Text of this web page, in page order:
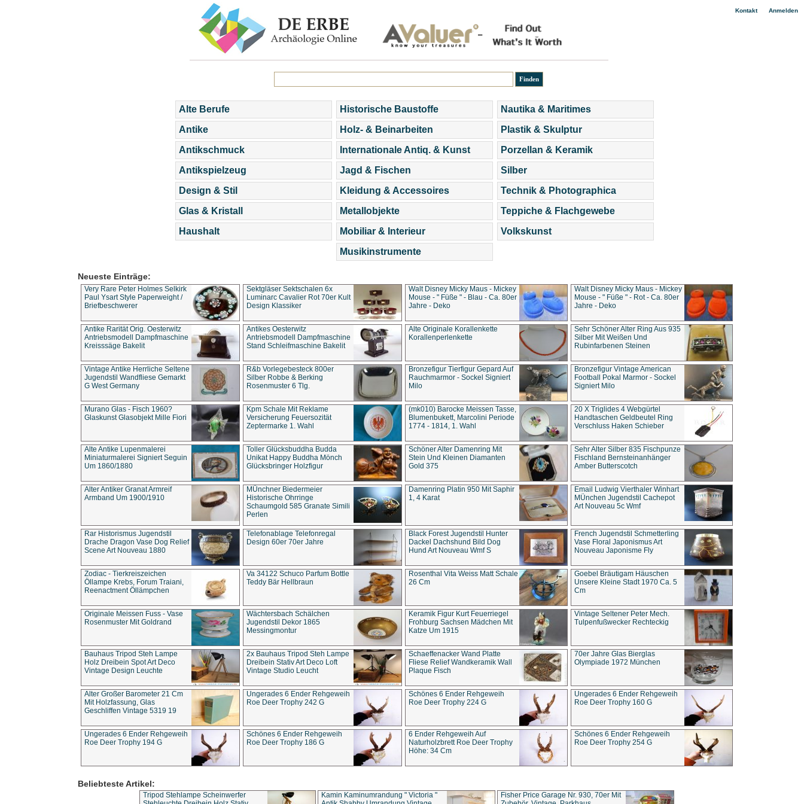
Kontakt| Anmelden
Alte Berufe
Antike
Antikschmuck
Antikspielzeug
Design & Stil
Glas & Kristall
Haushalt
Historische Baustoffe
Holz- & Beinarbeiten
Internationale Antiq. & Kunst
Jagd & Fischen
Kleidung & Accessoires
Metallobjekte
Mobiliar & Interieur
Musikinstrumente
Nautika & Maritimes
Plastik & Skulptur
Porzellan & Keramik
Silber
Technik & Photographica
Teppiche & Flachgewebe
Volkskunst
Neueste Einträge:
Very Rare Peter Holmes Selkirk
Paul Ysart Style Paperweight /
Briefbeschwerer
Sektgläser Sektschalen 6x
Luminarc Cavalier Rot 70er Kult
Design Klassiker
Walt Disney Micky Maus - Mickey
Mouse - " Füße " - Blau - Ca. 80er
Jahre - Deko
Walt Disney Micky Maus - Mickey
Mouse - " Füße " - Rot - Ca. 80er
Jahre - Deko
Antike Rarität Orig. Oesterwitz
Antriebsmodell Dampfmaschine
Kreisssäge Bakelit
Antikes Oesterwitz
Antriebsmodell Dampfmaschine
Stand Schleifmaschine Bakelit
Alte Originale Korallenkette
Korallenperlenkette
Sehr Schöner Alter Ring Aus 935
Silber Mit Weißen Und
Rubinfarbenen Steinen
Vintage Antike Herrliche Seltene
Jugendstil Wandfliese Gemarkt
G West Germany
R&b Vorlegebesteck 800er
Silber Robbe & Berking
Rosenmuster 6 Tlg.
Bronzefigur Tierfigur Gepard Auf
Rauchmarmor - Sockel Signiert
Milo
Bronzefigur Vintage American
Football Pokal Marmor - Sockel
Signiert Milo
Murano Glas - Fisch 1960?
Glaskunst Glasobjekt Mille Fiori
Kpm Schale Mit Reklame
Versicherung Feuersozität
Zeptermarke 1. Wahl
(mk010) Barocke Meissen Tasse,
Blumenbukett, Marcolini Periode
1774 - 1814, 1. Wahl
20 X Triglides 4 Webgürtel
Handtaschen Geldbeutel Ring
Verschluss Haken Schieber
Alte Antike Lupenmalerei
Miniaturmalerei Signiert Seguin
Um 1860/1880
Toller Glücksbuddha Budda
Unikat Happy Buddha Mönch
Glücksbringer Holzfigur
Schöner Alter Damenring Mit
Stein Und Kleinen Diamanten
Gold 375
Sehr Alter Silber 835 Fischpunze
Fischland Bernsteinanhänger
Amber Butterscotch
Alter Antiker Granat Armreif
Armband Um 1900/1910
MÜnchner Biedermeier
Historische Ohrringe
Schaumgold 585 Granate Simili
Perlen
Damenring Platin 950 Mit Saphir
1, 4 Karat
Email Ludwig Vierthaler Winhart
MÜnchen Jugendstil Cachepot
Art Nouveau 5c Wmf
Rar Historismus Jugendstil
Drache Dragon Vase Dog Relief
Scene Art Nouveau 1880
Telefonablage Telefonregal
Design 60er 70er Jahre
Black Forest Jugendstil Hunter
Dackel Dachshund Bild Dog
Hund Art Nouveau Wmf S
French Jugendstil Schmetterling
Vase Floral Japonismus Art
Nouveau Japonisme Fly
Zodiac - Tierkreiszeichen
Öllampe Krebs, Forum Traiani,
Reenactment Öllämpchen
Va 34122 Schuco Parfum Bottle
Teddy Bär Hellbraun
Rosenthal Vita Weiss Matt Schale
26 Cm
Goebel Bräutigam Häuschen
Unsere Kleine Stadt 1970 Ca. 5
Cm
Originale Meissen Fuss - Vase
Rosenmuster Mit Goldrand
Wächtersbach Schälchen
Jugendstil Dekor 1865
Messingmontur
Keramik Figur Kurt Feuerriegel
Frohburg Sachsen Mädchen Mit
Katze Um 1915
Vintage Seltener Peter Mech.
Tulpenfußwecker Rechteckig
Bauhaus Tripod Steh Lampe
Holz Dreibein Spot Art Deco
Vintage Design Leuchte
2x Bauhaus Tripod Steh Lampe
Dreibein Stativ Art Deco Loft
Vintage Studio Leucht
Schaeffenacker Wand Platte
Fliese Relief Wandkeramik Wall
Plaque Fisch
70er Jahre Glas Bierglas
Olympiade 1972 München
Alter Großer Barometer 21 Cm
Mit Holzfassung, Glas
Geschliffen Vintage 5319 19
Ungerades 6 Ender Rehgeweih
Roe Deer Trophy 242 G
Schönes 6 Ender Rehgeweih
Roe Deer Trophy 224 G
Ungerades 6 Ender Rehgeweih
Roe Deer Trophy 160 G
Ungerades 6 Ender Rehgeweih
Roe Deer Trophy 194 G
Schönes 6 Ender Rehgeweih
Roe Deer Trophy 186 G
6 Ender Rehgeweih Auf
Naturholzbrett Roe Deer Trophy
Höhe: 34 Cm
Schönes 6 Ender Rehgeweih
Roe Deer Trophy 254 G
Beliebteste Artikel:
Tripod Stehlampe Scheinwerfer
Kamin Kaminumrandung " Victoria "
Fisher Price Garage Nr. 930, 70er Mit